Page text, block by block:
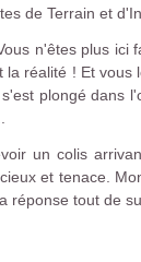
de Terrain et
n'êtes plus ici
réalité ! Et
plongé dans
un colis
et tenace.
réponse tout de